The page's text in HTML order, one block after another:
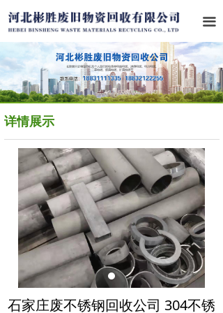
끀
首页
关于我们
业务范围
行业资讯
联系我们
石家庄废不锈钢回收公司 304不锈
详情展示